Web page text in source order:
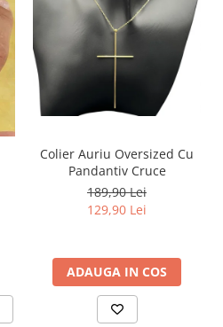
Colier Auriu Oversized Cu
Pandantiv Cruce
189,90 Lei
129,90 Lei
ADAUGA IN COS